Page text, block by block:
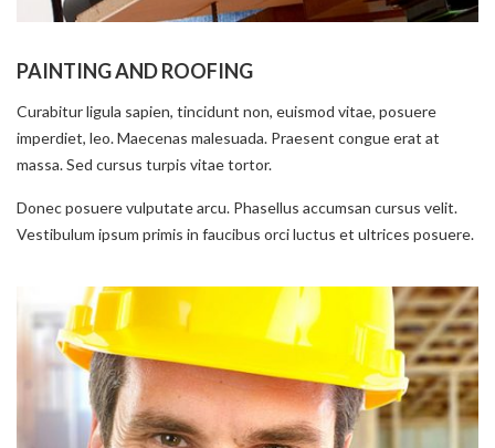
PAINTING AND ROOFING
Curabitur ligula sapien, tincidunt non, euismod vitae, posuere
imperdiet, leo. Maecenas malesuada. Praesent congue erat at
massa. Sed cursus turpis vitae tortor.
Donec posuere vulputate arcu. Phasellus accumsan cursus velit.
Vestibulum ipsum primis in faucibus orci luctus et ultrices posuere.